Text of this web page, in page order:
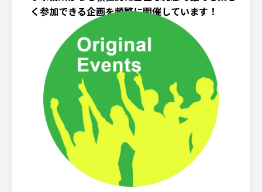
く参加できる企画を頻繁に開催しています！